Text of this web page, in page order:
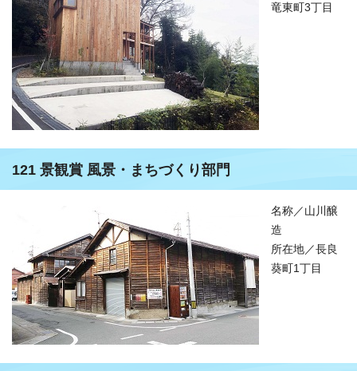
竜東町3丁目
121 景観賞 風景・まちづくり部門
名称／山川醸
造
所在地／長良
葵町1丁目